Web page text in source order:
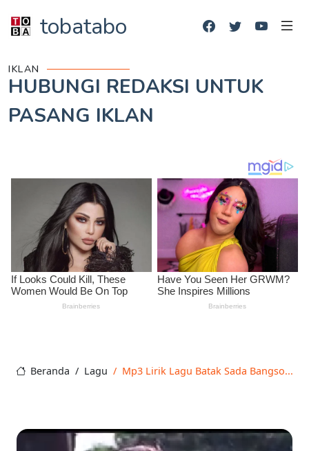
tobatabo
IKLAN
HUBUNGI REDAKSI UNTUK
PASANG IKLAN
Beranda Lagu Mp3 Lirik Lagu Batak Sada Bangso...